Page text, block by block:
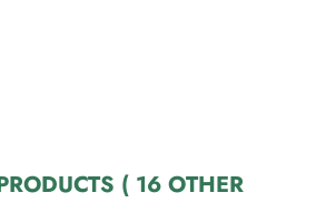
( 16 OTHER